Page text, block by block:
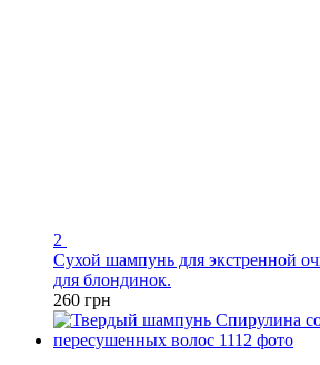
2
Сухой шампунь для экстренной
для блондинок.
260 грн